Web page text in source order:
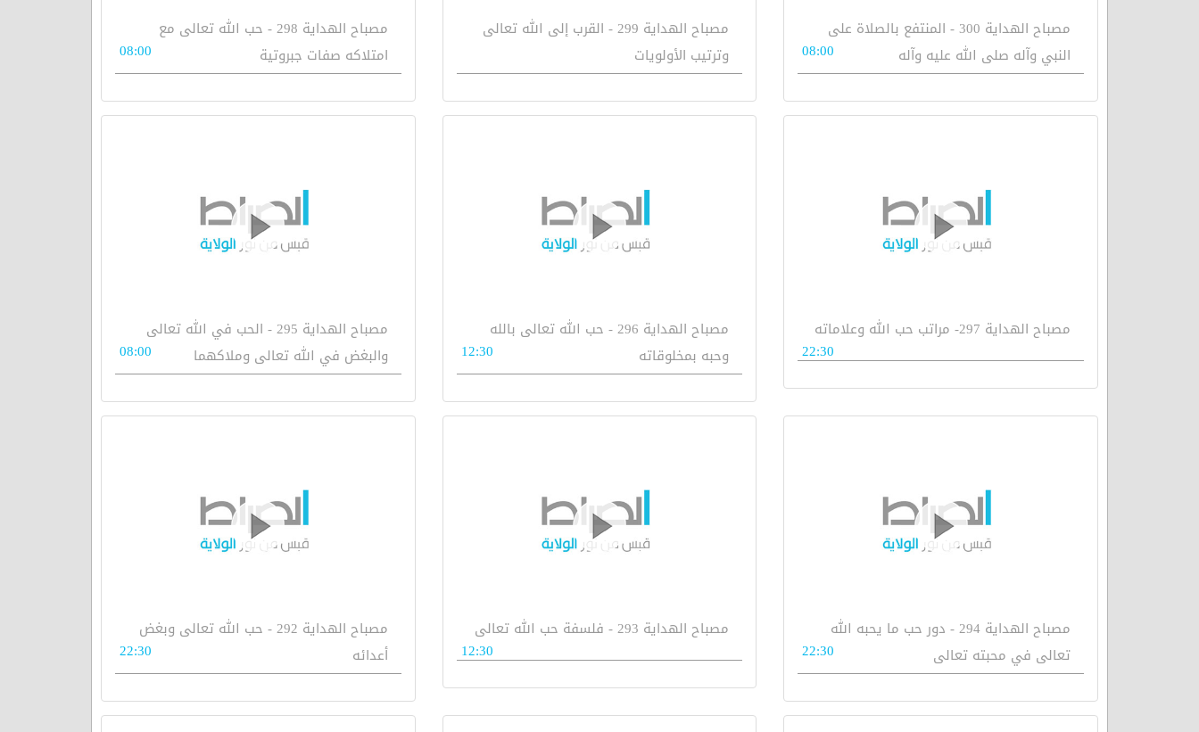
مصباح الهداية 300 - المنتفع بالصلاة على
النبي وآله صلى الله عليه وآله
08:00
مصباح الهداية 299 - القرب إلى الله تعالى
وترتيب الأولويات
مصباح الهداية 298 - حب الله تعالى مع
امتلاكه صفات جبروتية
08:00
مصباح الهداية 297- مراتب حب الله وعلاماته
22:30
مصباح الهداية 296 - حب الله تعالى بالله
وحبه بمخلوقاته
12:30
مصباح الهداية 295 - الحب في الله تعالى
والبغض في الله تعالى وملاكهما
08:00
مصباح الهداية 294 - دور حب ما يحبه الله
تعالى في محبته تعالى
22:30
مصباح الهداية 293 - فلسفة حب الله تعالى
12:30
مصباح الهداية 292 - حب الله تعالى وبغض
أعدائه
22:30